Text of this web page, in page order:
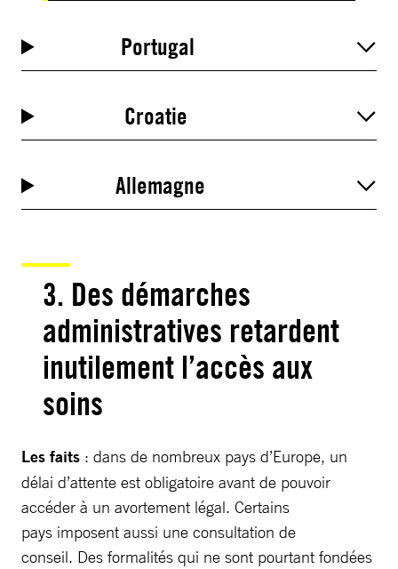
Portugal
Croatie
Allemagne
3. Des démarches
administratives retardent
inutilement l’accès aux
soins
Les faits : dans de nombreux pays d’Europe, un
délai d’attente est obligatoire avant de pouvoir
accéder à un avortement légal. Certains
pays imposent aussi une consultation de
conseil. Des formalités qui ne sont pourtant fondées